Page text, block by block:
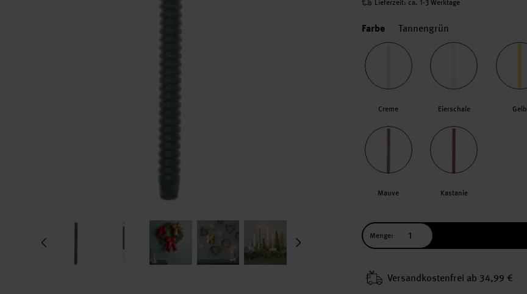
Lieferzeit: ca. 1-3 Werktage
Farbe Tannengrün
Creme Eierschale Gelb
Mauve Kastanie
Menge:
Versand­kosten­frei ab 34,99 €